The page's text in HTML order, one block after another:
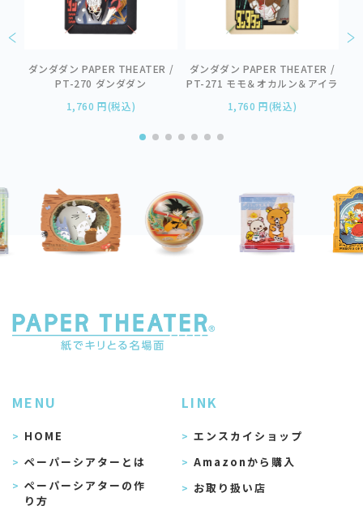
ダンダダン PAPER THEATER /
PT-270 ダンダダン
1,760 円(税込)
ダンダダン PAPER THEATER /
PT-271 モモ＆オカルン＆アイラ
1,760 円(税込)
MENU
HOME
ペーパーシアターとは
ペーパーシアターの作
り方
LINK
エンスカイショップ
Amazonから購入
お取り扱い店